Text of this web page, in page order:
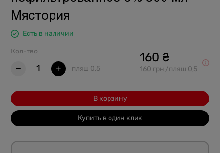
Мястория
Есть в наличии
Кол-тво
1 пляш 0,5
160 ₴
160 грн /пляш 0,5
В корзину
Купить в один клик